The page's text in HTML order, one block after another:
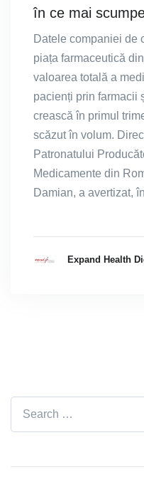
în ce mai
Datele companiei de
piața farmaceutică
valoarea totală a
pacienți prin farmacii
crească în primul
scăzut în volum.
Patronatului
Medicamente din
Damian, a avertizat,
Expand Health